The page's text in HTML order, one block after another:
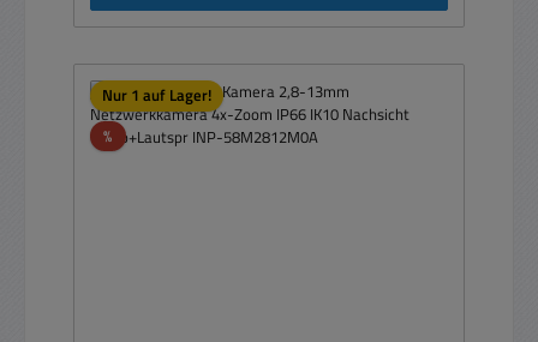
Nur 1 auf Lager!
%Rabatt